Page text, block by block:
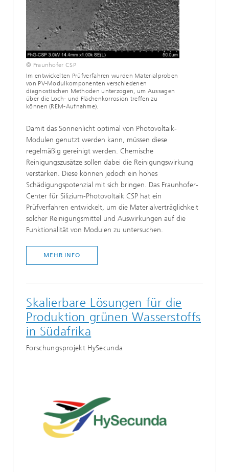
© Fraunhofer CSP
Im entwickelten Prüfverfahren wurden Materialproben
von PV-Modulkomponenten verschiedenen
diagnostischen Methoden unterzogen, um Aussagen
über die Loch- und Flächenkorrosion treffen zu
können (REM-Aufnahme).
Damit das Sonnenlicht optimal von Photovoltaik-
Modulen genutzt werden kann, müssen diese
regelmäßig gereinigt werden. Chemische
Reinigungszusätze sollen dabei die Reinigungswirkung
verstärken. Diese können jedoch ein hohes
Schädigungspotenzial mit sich bringen. Das Fraunhofer-
Center für Silizium-Photovoltaik CSP hat ein
Prüfverfahren entwickelt, um die Materialverträglichkeit
solcher Reinigungsmittel und Auswirkungen auf die
Funktionalität von Modulen zu untersuchen.
MEHR INFO
Skalierbare Lösungen für die
Produktion grünen Wasserstoffs
in Südafrika
Forschungsprojekt HySecunda